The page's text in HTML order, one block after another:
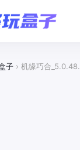
子 › 机缘巧合